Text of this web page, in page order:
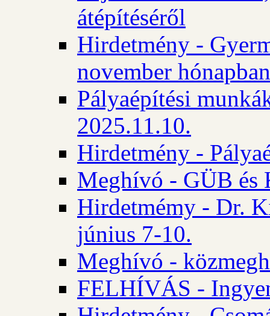
átépítéséről
Hirdetmény -
november hónapban
Pályaépítési
2025.11.10.
Hirdetmény -
Meghívó - GÜB és
Hirdetmémy - Dr.
június 7-10.
Meghívó -
FELHÍVÁS -